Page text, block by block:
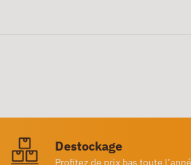
Destockage
Profitez de prix bas toute